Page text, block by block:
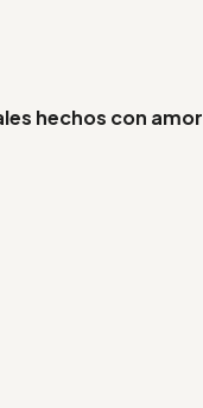
hechos con amor